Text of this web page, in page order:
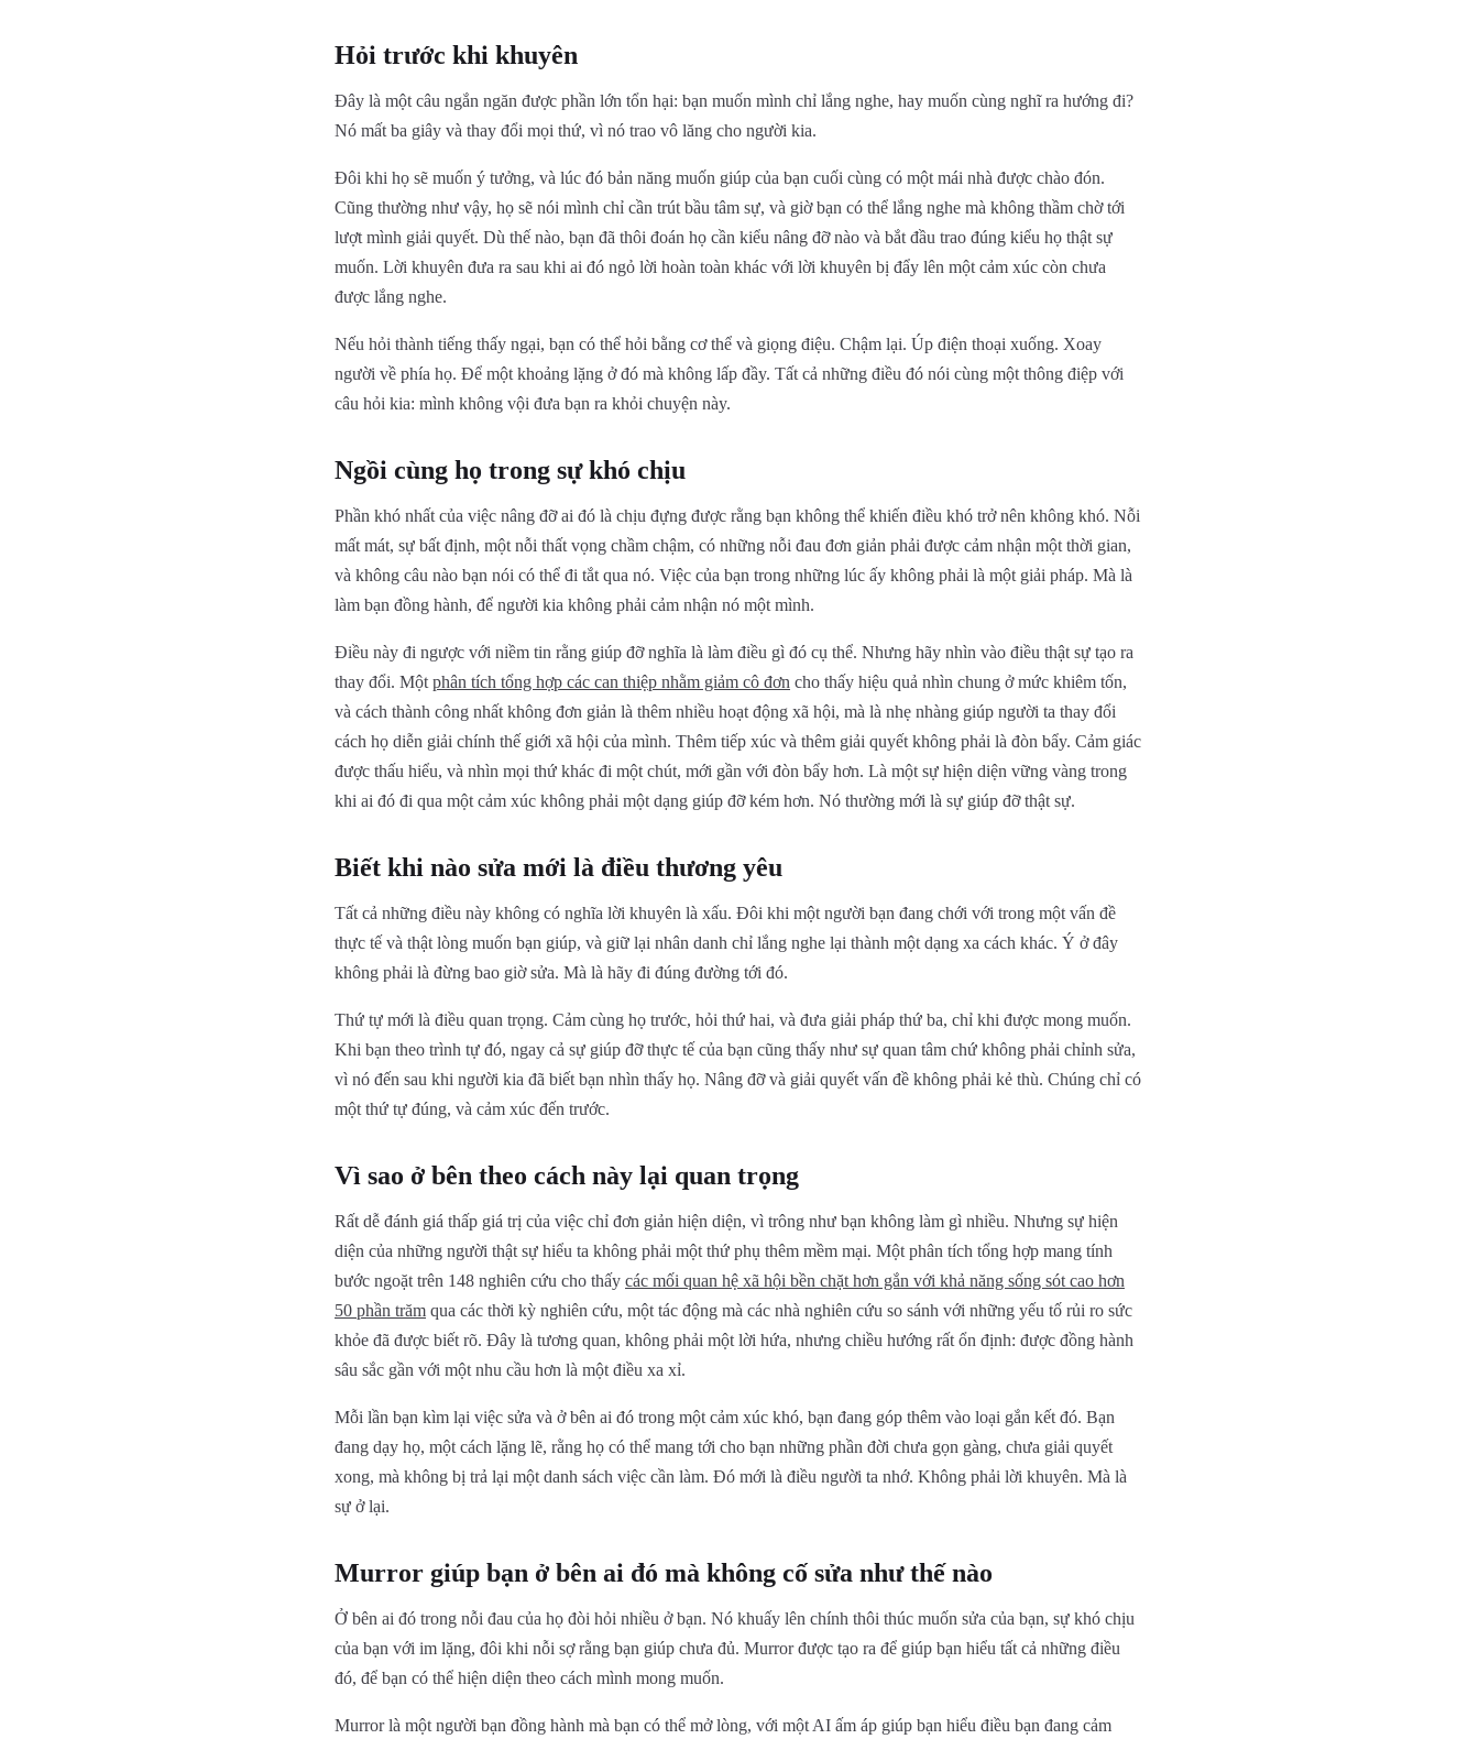
Hỏi trước khi khuyên
Đây là một câu ngắn ngăn được phần lớn tổn hại: bạn muốn mình chỉ lắng nghe, hay muốn cùng nghĩ ra hướng đi?
Nó mất ba giây và thay đổi mọi thứ, vì nó trao vô lăng cho người kia.
Đôi khi họ sẽ muốn ý tưởng, và lúc đó bản năng muốn giúp của bạn cuối cùng có một mái nhà được chào đón.
Cũng thường như vậy, họ sẽ nói mình chỉ cần trút bầu tâm sự, và giờ bạn có thể lắng nghe mà không thầm chờ tới
lượt mình giải quyết. Dù thế nào, bạn đã thôi đoán họ cần kiểu nâng đỡ nào và bắt đầu trao đúng kiểu họ thật sự
muốn. Lời khuyên đưa ra sau khi ai đó ngỏ lời hoàn toàn khác với lời khuyên bị đẩy lên một cảm xúc còn chưa
được lắng nghe.
Nếu hỏi thành tiếng thấy ngại, bạn có thể hỏi bằng cơ thể và giọng điệu. Chậm lại. Úp điện thoại xuống. Xoay
người về phía họ. Để một khoảng lặng ở đó mà không lấp đầy. Tất cả những điều đó nói cùng một thông điệp với
câu hỏi kia: mình không vội đưa bạn ra khỏi chuyện này.
Ngồi cùng họ trong sự khó chịu
Phần khó nhất của việc nâng đỡ ai đó là chịu đựng được rằng bạn không thể khiến điều khó trở nên không khó. Nỗi
mất mát, sự bất định, một nỗi thất vọng chầm chậm, có những nỗi đau đơn giản phải được cảm nhận một thời gian,
và không câu nào bạn nói có thể đi tắt qua nó. Việc của bạn trong những lúc ấy không phải là một giải pháp. Mà là
làm bạn đồng hành, để người kia không phải cảm nhận nó một mình.
Điều này đi ngược với niềm tin rằng giúp đỡ nghĩa là làm điều gì đó cụ thể. Nhưng hãy nhìn vào điều thật sự tạo ra
thay đổi. Một phân tích tổng hợp các can thiệp nhằm giảm cô đơn cho thấy hiệu quả nhìn chung ở mức khiêm tốn,
và cách thành công nhất không đơn giản là thêm nhiều hoạt động xã hội, mà là nhẹ nhàng giúp người ta thay đổi
cách họ diễn giải chính thế giới xã hội của mình. Thêm tiếp xúc và thêm giải quyết không phải là đòn bẩy. Cảm giác
được thấu hiểu, và nhìn mọi thứ khác đi một chút, mới gần với đòn bẩy hơn. Là một sự hiện diện vững vàng trong
khi ai đó đi qua một cảm xúc không phải một dạng giúp đỡ kém hơn. Nó thường mới là sự giúp đỡ thật sự.
Biết khi nào sửa mới là điều thương yêu
Tất cả những điều này không có nghĩa lời khuyên là xấu. Đôi khi một người bạn đang chới với trong một vấn đề
thực tế và thật lòng muốn bạn giúp, và giữ lại nhân danh chỉ lắng nghe lại thành một dạng xa cách khác. Ý ở đây
không phải là đừng bao giờ sửa. Mà là hãy đi đúng đường tới đó.
Thứ tự mới là điều quan trọng. Cảm cùng họ trước, hỏi thứ hai, và đưa giải pháp thứ ba, chỉ khi được mong muốn.
Khi bạn theo trình tự đó, ngay cả sự giúp đỡ thực tế của bạn cũng thấy như sự quan tâm chứ không phải chỉnh sửa,
vì nó đến sau khi người kia đã biết bạn nhìn thấy họ. Nâng đỡ và giải quyết vấn đề không phải kẻ thù. Chúng chỉ có
một thứ tự đúng, và cảm xúc đến trước.
Vì sao ở bên theo cách này lại quan trọng
Rất dễ đánh giá thấp giá trị của việc chỉ đơn giản hiện diện, vì trông như bạn không làm gì nhiều. Nhưng sự hiện
diện của những người thật sự hiểu ta không phải một thứ phụ thêm mềm mại. Một phân tích tổng hợp mang tính
bước ngoặt trên 148 nghiên cứu cho thấy các mối quan hệ xã hội bền chặt hơn gắn với khả năng sống sót cao hơn
50 phần trăm qua các thời kỳ nghiên cứu, một tác động mà các nhà nghiên cứu so sánh với những yếu tố rủi ro sức
khỏe đã được biết rõ. Đây là tương quan, không phải một lời hứa, nhưng chiều hướng rất ổn định: được đồng hành
sâu sắc gần với một nhu cầu hơn là một điều xa xỉ.
Mỗi lần bạn kìm lại việc sửa và ở bên ai đó trong một cảm xúc khó, bạn đang góp thêm vào loại gắn kết đó. Bạn
đang dạy họ, một cách lặng lẽ, rằng họ có thể mang tới cho bạn những phần đời chưa gọn gàng, chưa giải quyết
xong, mà không bị trả lại một danh sách việc cần làm. Đó mới là điều người ta nhớ. Không phải lời khuyên. Mà là
sự ở lại.
Murror giúp bạn ở bên ai đó mà không cố sửa như thế nào
Ở bên ai đó trong nỗi đau của họ đòi hỏi nhiều ở bạn. Nó khuấy lên chính thôi thúc muốn sửa của bạn, sự khó chịu
của bạn với im lặng, đôi khi nỗi sợ rằng bạn giúp chưa đủ. Murror được tạo ra để giúp bạn hiểu tất cả những điều
đó, để bạn có thể hiện diện theo cách mình mong muốn.
Murror là một người bạn đồng hành mà bạn có thể mở lòng, với một AI ấm áp giúp bạn hiểu điều bạn đang cảm